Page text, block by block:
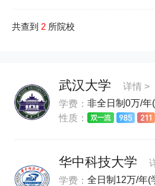
共查到 2 所院校
武汉大学
详情 >
学费： 非全日制0万/年
性质：
华中科技大学
学费： 全日制12万/年(